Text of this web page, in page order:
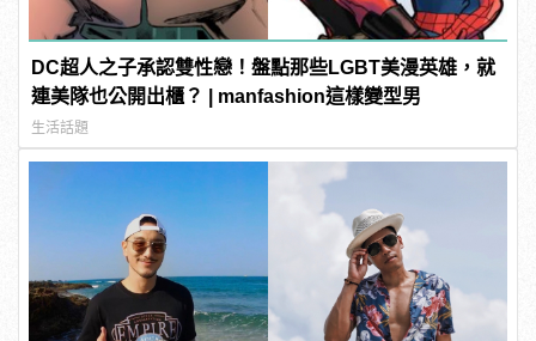
DC超人之子承認雙性戀！盤點那些LGBT美漫英雄，就
連美隊也公開出櫃？ | manfashion這樣變型男
生活話題